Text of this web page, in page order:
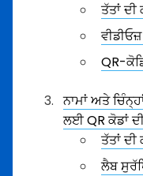
ਤੱਤਾਂ
QR-
ਨਾਮਾਂ ਅਤੇ
ਲਈ QR ਕੋਡਾਂ
ਤੱਤਾਂ
ਲੈਬ